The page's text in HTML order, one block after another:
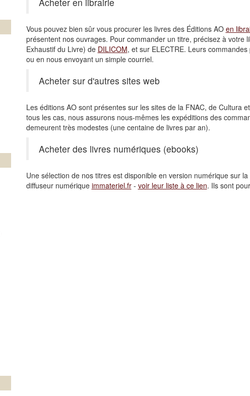
Vous pouvez bien sûr vous procurer les livres des Éditions AO en
présentent nos ouvrages. Pour commander un titre, précisez à
Exhaustif du Livre) de DILICOM, et sur ELECTRE. Leurs
ou en nous envoyant un simple courriel.
Acheter sur d'autres sites web
Les éditions AO sont présentes sur les sites de la FNAC, de Cultura
tous les cas, nous assurons nous-mêmes les expéditions des
demeurent très modestes (une centaine de livres par an).
Acheter des livres numériques (ebooks)
Une sélection de nos titres est disponible en version numérique sur
diffuseur numérique immateriel.fr- voir leur liste à ce lien. Ils sont